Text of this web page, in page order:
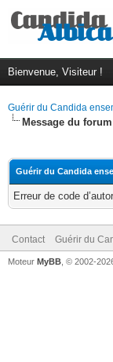
Bienvenue, Visiteur !
Guérir du Candida
Message du forum
Guérir du Candida
Erreur de code
Contact Guérir du
Moteur MyBB , © 2002-